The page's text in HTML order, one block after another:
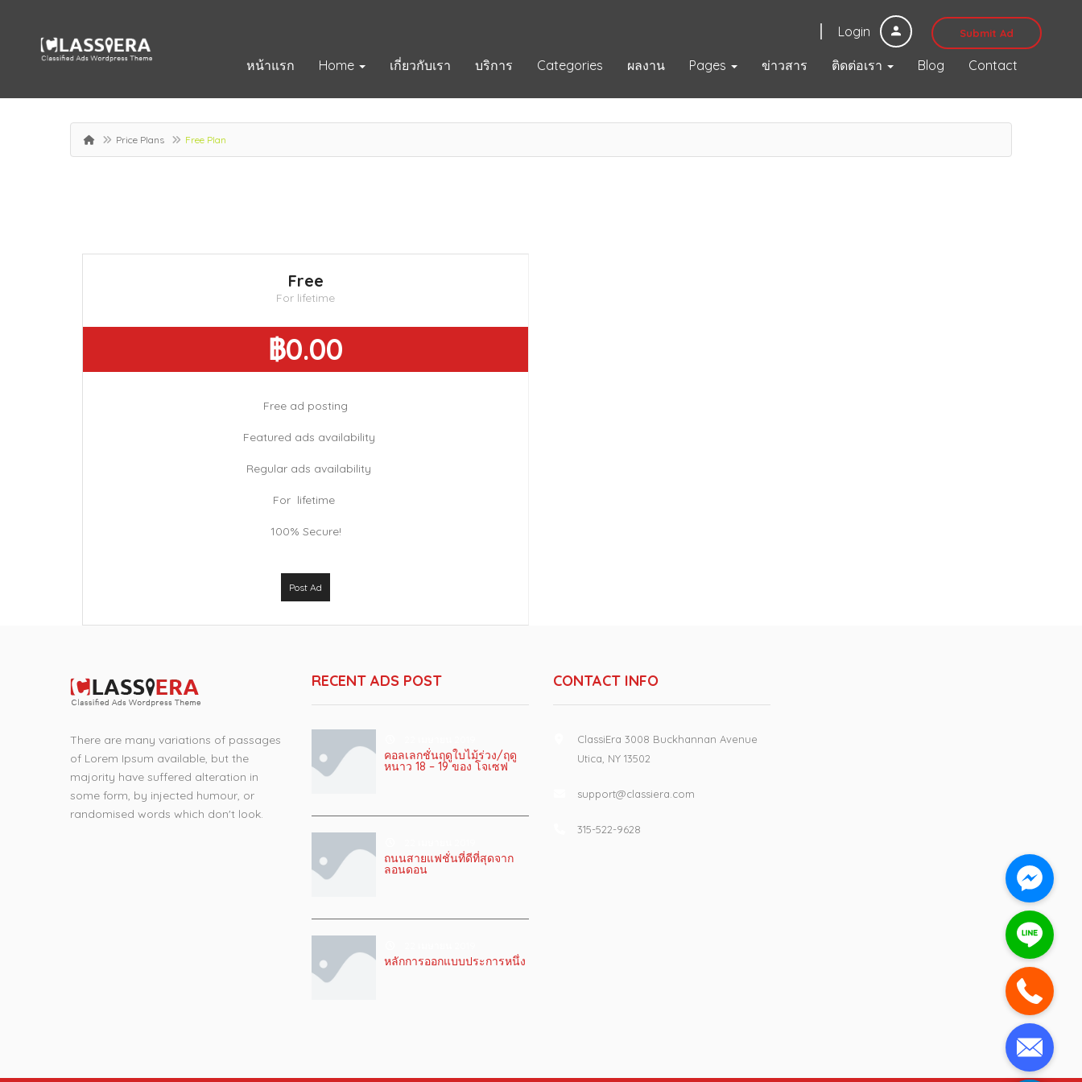
Login Submit Ad
หน้าแรก Home เกี่ยวกับเรา บริการ Categories ผลงาน Pages ข่าวสาร ติดต่อเรา Blog Contact
Price Plans Free Plan
Free
For lifetime
฿0.00
Free ad posting
Featured ads availability
Regular ads availability
For lifetime
100% Secure!
Post Ad
There are many variations of passages
of Lorem Ipsum available, but the
majority have suffered alteration in
some form, by injected humour, or
randomised words which don't look.
RECENT ADS POST
คอลเลกชั่นฤดูใบไม้ร่วง/ฤดู
หนาว 18 – 19 ของ โจเซฟ
ถนนสายแฟชั่นที่ดีที่สุดจาก
ลอนดอน
หลักการออกแบบประการหนึ่ง
CONTACT INFO
ClassiEra 3008 Buckhannan Avenue
Utica, NY 13502
support@classiera.com
315-522-9628